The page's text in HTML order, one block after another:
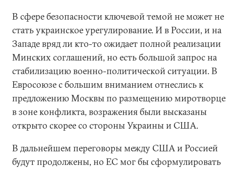
В сфере безопасности ключевой темой не может не
стать украинское урегулирование. И в России, и на
Западе вряд ли кто-то ожидает полной реализации
Минских соглашений, но есть большой запрос на
стабилизацию военно-политической ситуации. В
Евросоюзе с большим вниманием отнеслись к
предложению Москвы по размещению
в зоне конфликта, возражения были высказаны
открыто скорее со стороны Украины и США.
В дальнейшем переговоры между США и Россией
будут продолжены, но ЕС мог бы сформулировать